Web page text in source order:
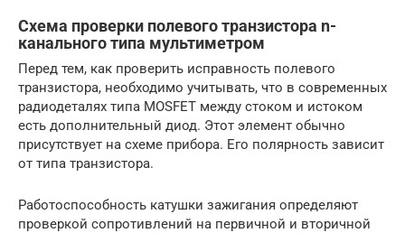
Схема проверки полевого транзистора n-
канального типа мультиметром
Перед тем, как проверить исправность полевого
транзистора, необходимо учитывать, что в современных
радиодеталях типа MOSFET между стоком и истоком
есть дополнительный диод. Этот элемент обычно
присутствует на схеме прибора. Его полярность зависит
от типа транзистора.
Работоспособность катушки зажигания определяют
проверкой сопротивлений на первичной и вторичной